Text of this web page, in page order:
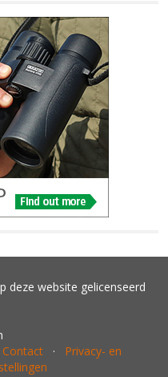
deze website gelicenseerd
Contact · Privacy- en